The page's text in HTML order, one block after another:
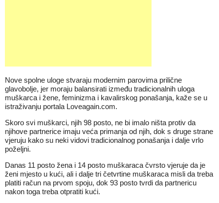
Nove spolne uloge stvaraju modernim parovima prilične
glavobolje, jer moraju balansirati između tradicionalnih uloga
muškarca i žene, feminizma i kavalirskog ponašanja, kaže se u
istraživanju portala Loveagain.com.
Skoro svi muškarci, njih 98 posto, ne bi imalo ništa protiv da
njihove partnerice imaju veća primanja od njih, dok s druge strane
vjeruju kako su neki vidovi tradicionalnog ponašanja i dalje vrlo
poželjni.
Danas 11 posto žena i 14 posto muškaraca čvrsto vjeruje da je
ženi mjesto u kući, ali i dalje tri četvrtine muškaraca misli da treba
platiti račun na prvom spoju, dok 93 posto tvrdi da partnericu
nakon toga treba otpratiti kući.